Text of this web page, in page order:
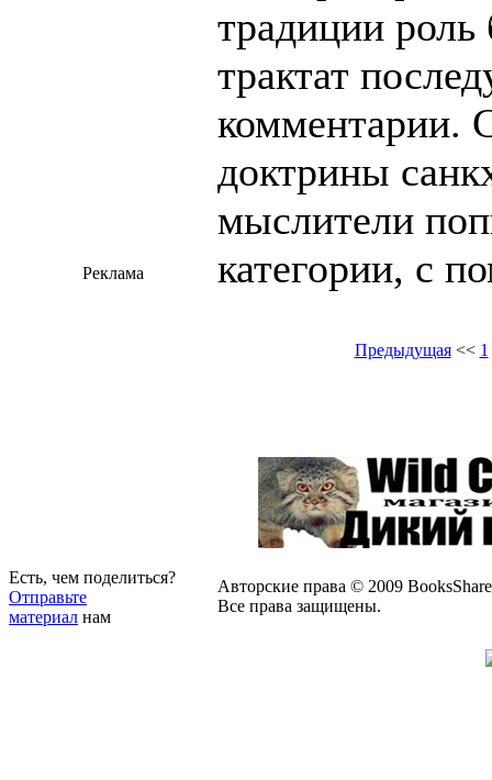
традиции роль
трактат
комментарии.
доктрины
мыслители
категории, с
Предыдущая<< 1
Реклама
Есть, чем поделиться?
Отправьте
материал нам
Авторские права © 2009
Все права защищены.